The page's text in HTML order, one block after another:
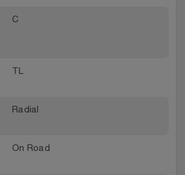
C
TL
Radial
On Road